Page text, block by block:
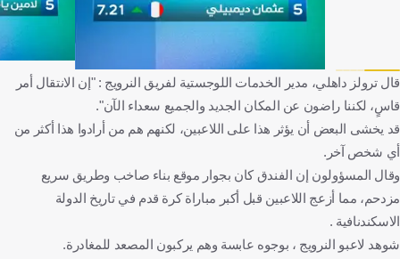
قال ترولز داهلي، مدير الخدمات اللوجستية لفريق النرويج : "إن الانتقال أمر
قاسٍ، لكننا راضون عن المكان الجديد والجميع سعداء الآن".
قد يخشى البعض أن يؤثر هذا على اللاعبين، لكنهم هم من أرادوا هذا أكثر من
أي شخص آخر.
وقال المسؤولون إن الفندق كان بجوار موقع بناء صاخب وطريق سريع
مزدحم، مما أزعج اللاعبين قبل أكبر مباراة كرة قدم في تاريخ الدولة
الاسكندنافية .
شوهد لاعبو النرويج ، بوجوه عابسة وهم يركبون المصعد للمغادرة.